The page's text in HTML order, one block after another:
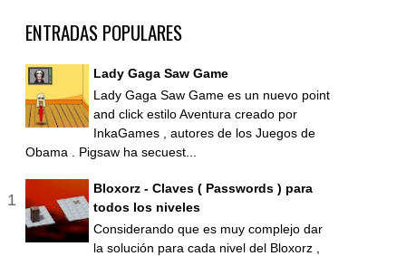
ENTRADAS POPULARES
Lady Gaga Saw Game
Lady Gaga Saw Game es un nuevo point
and click estilo Aventura creado por
InkaGames , autores de los Juegos de
Obama . Pigsaw ha secuest...
Bloxorz - Claves ( Passwords ) para
todos los niveles
Considerando que es muy complejo dar
la solución para cada nivel del Bloxorz ,